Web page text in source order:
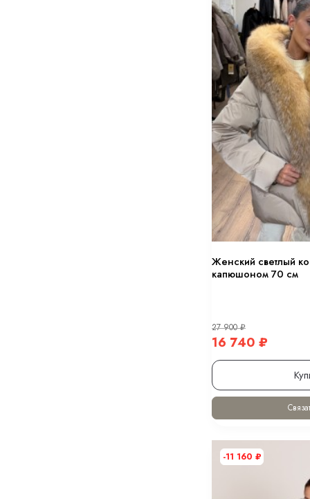
Женский светлый
капюшоном 70 см
27 900₽
16 740 ₽
-11 160 ₽